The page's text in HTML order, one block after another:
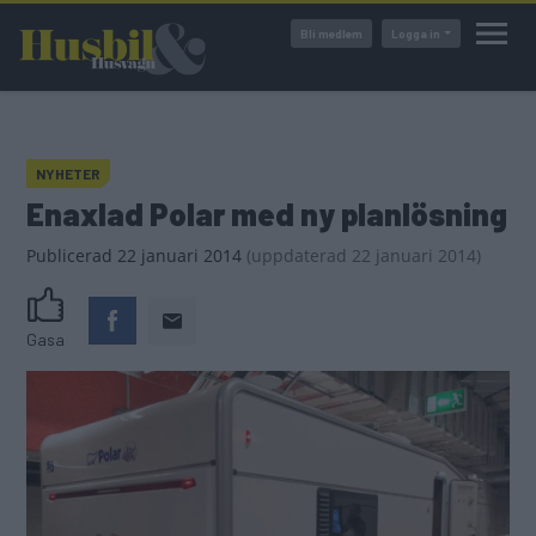
huvudinnehåll
Bli medlem Logga in
NYHETER
Enaxlad Polar med ny planlösning
Publicerad 22 januari 2014 (uppdaterad 22 januari 2014)
Gasa